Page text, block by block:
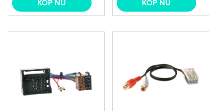
KÖP NU KÖP NU